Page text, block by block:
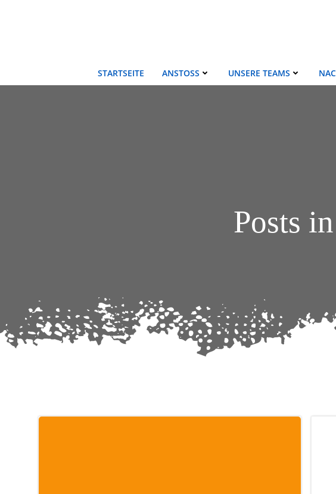
STARTSEITE ANSTOSS UNSERE TEAMS
Posts in